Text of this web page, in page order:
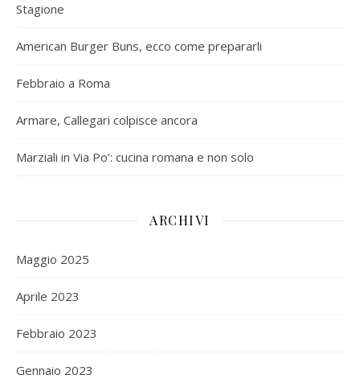
Stagione
American Burger Buns, ecco come prepararli
Febbraio a Roma
Armare, Callegari colpisce ancora
Marziali in Via Po’: cucina romana e non solo
ARCHIVI
Maggio 2025
Aprile 2023
Febbraio 2023
Gennaio 2023